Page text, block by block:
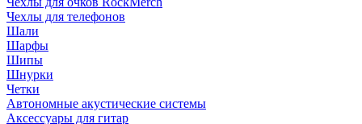
Чехлы для телефонов
Шали
Шарфы
Шипы
Шнурки
Четки
Автономные акустические системы
Аксессуары для гитар